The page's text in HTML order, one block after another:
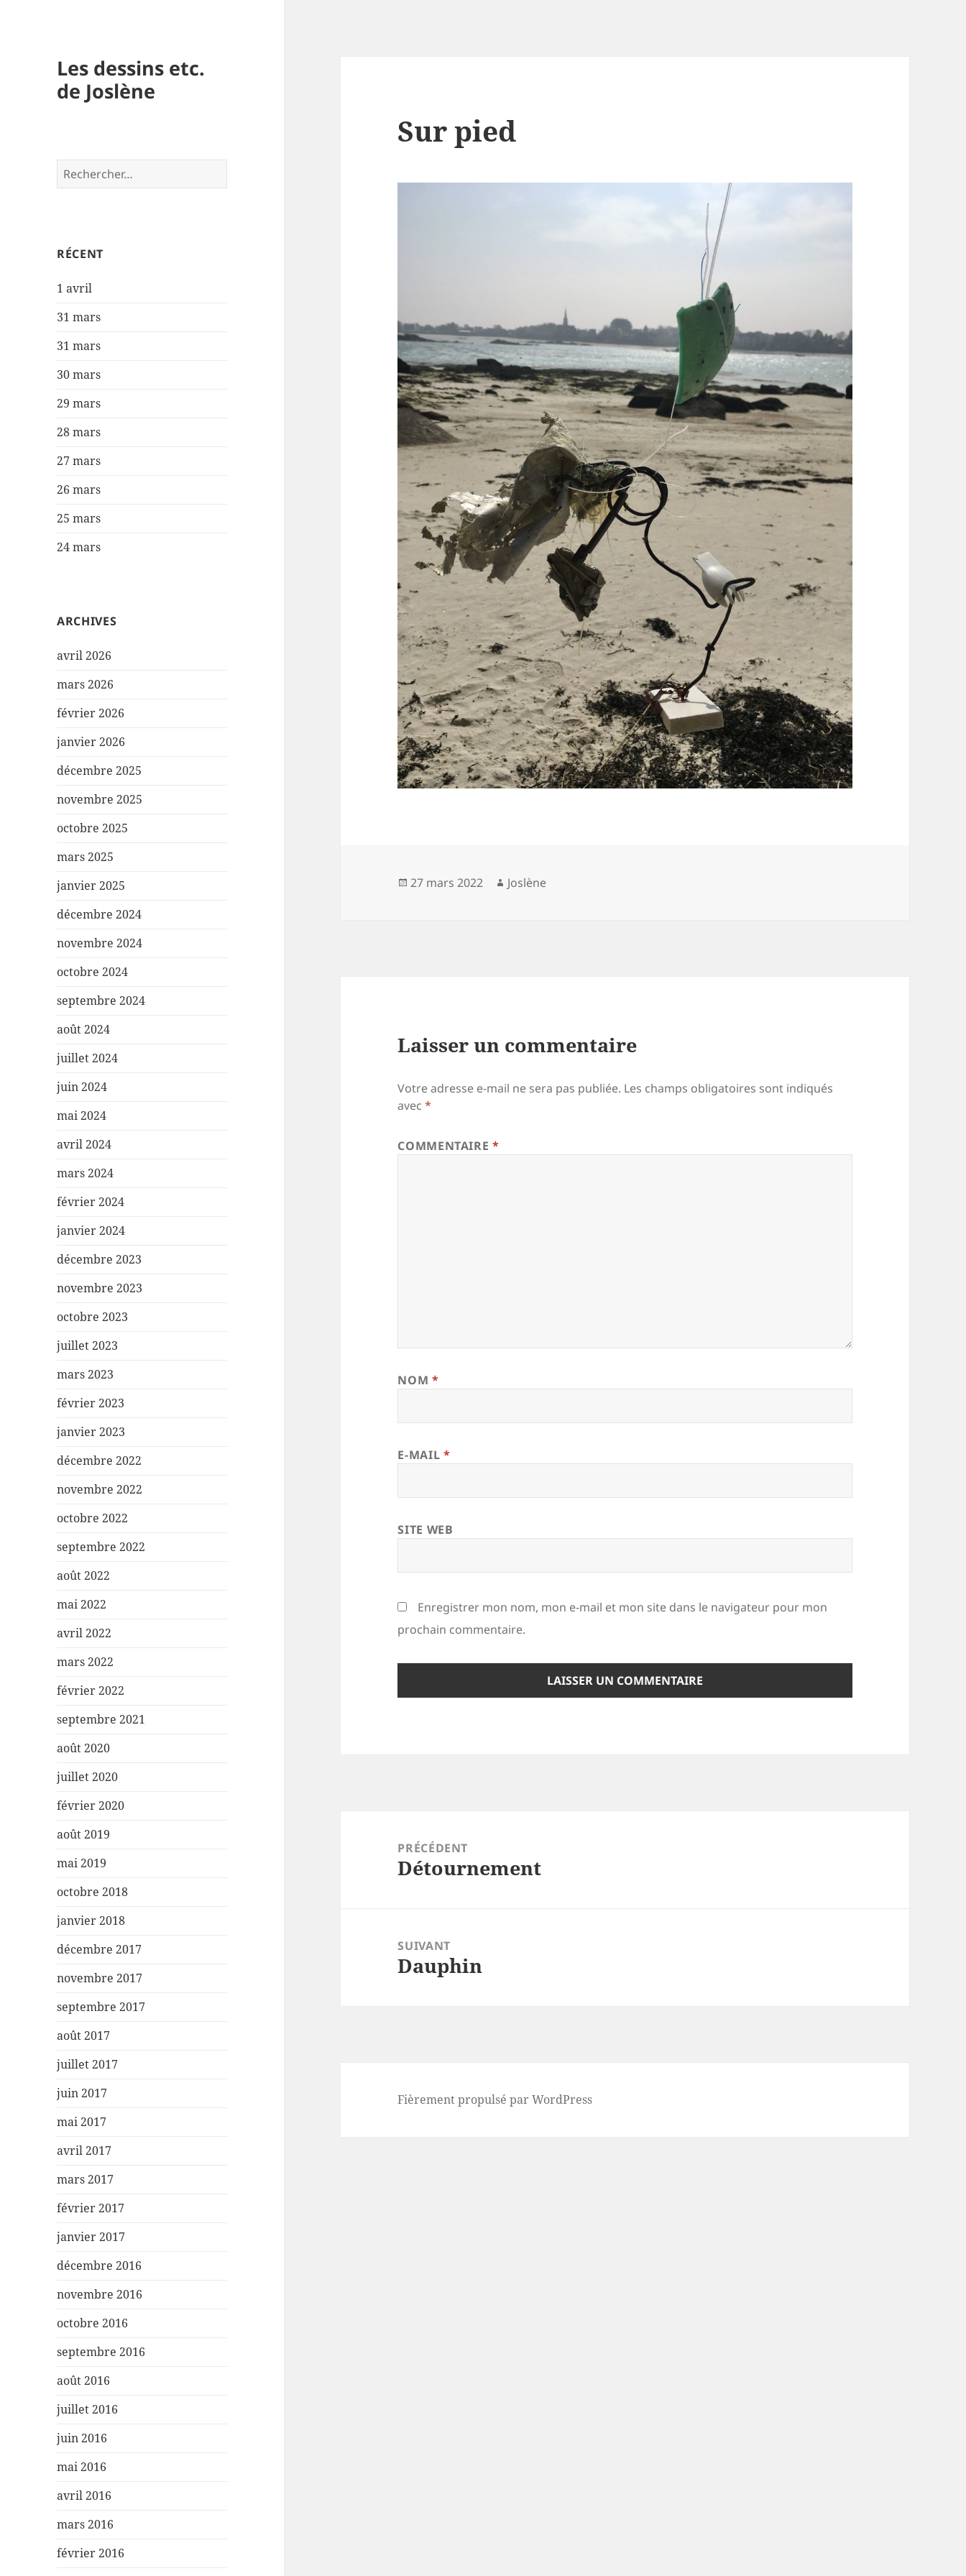
Les dessins etc.
de Joslène
Rechercher :
RÉCENT
1 avril
31 mars
31 mars
30 mars
29 mars
28 mars
27 mars
26 mars
25 mars
24 mars
ARCHIVES
avril 2026
mars 2026
février 2026
janvier 2026
décembre 2025
novembre 2025
octobre 2025
mars 2025
janvier 2025
décembre 2024
novembre 2024
octobre 2024
septembre 2024
août 2024
juillet 2024
juin 2024
mai 2024
avril 2024
mars 2024
février 2024
janvier 2024
décembre 2023
novembre 2023
octobre 2023
juillet 2023
mars 2023
février 2023
janvier 2023
décembre 2022
novembre 2022
octobre 2022
septembre 2022
août 2022
mai 2022
avril 2022
mars 2022
février 2022
septembre 2021
août 2020
juillet 2020
février 2020
août 2019
mai 2019
octobre 2018
janvier 2018
décembre 2017
novembre 2017
septembre 2017
août 2017
juillet 2017
juin 2017
mai 2017
avril 2017
mars 2017
février 2017
janvier 2017
décembre 2016
novembre 2016
octobre 2016
septembre 2016
août 2016
juillet 2016
juin 2016
mai 2016
avril 2016
mars 2016
février 2016
Sur pied
Publié
27 mars 2022 Auteur
Joslène
Laisser un commentaire
Votre adresse e-mail ne sera pas publiée. Les champs obligatoires sont indiqués
avec*
COMMENTAIRE*
NOM *
E-MAIL *
SITE WEB
Enregistrer mon nom, mon e-mail et mon site dans le navigateur pour mon
prochain commentaire.
PRÉCÉDENT
Article
Détournement
SUIVANT
Article
Dauphin
Fièrement propulsé par WordPress